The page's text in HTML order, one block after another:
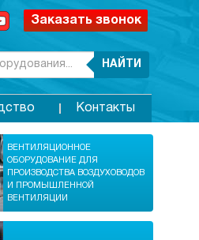
Заказать звонок
НАЙТИ
Контакты
ВЕНТИЛЯЦИОННОЕ
ОБОРУДОВАНИЕ ДЛЯ
ПРОИЗВОДСТВА ВОЗДУХОВОДОВ
И ПРОМЫШЛЕННОЙ
ВЕНТИЛЯЦИИ